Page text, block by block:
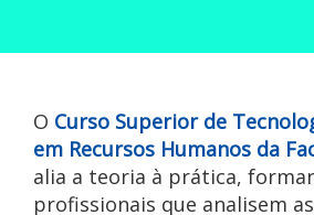
O Curso Superior de
em Recursos Humanos da
alia a teoria à prática,
profissionais que analisem